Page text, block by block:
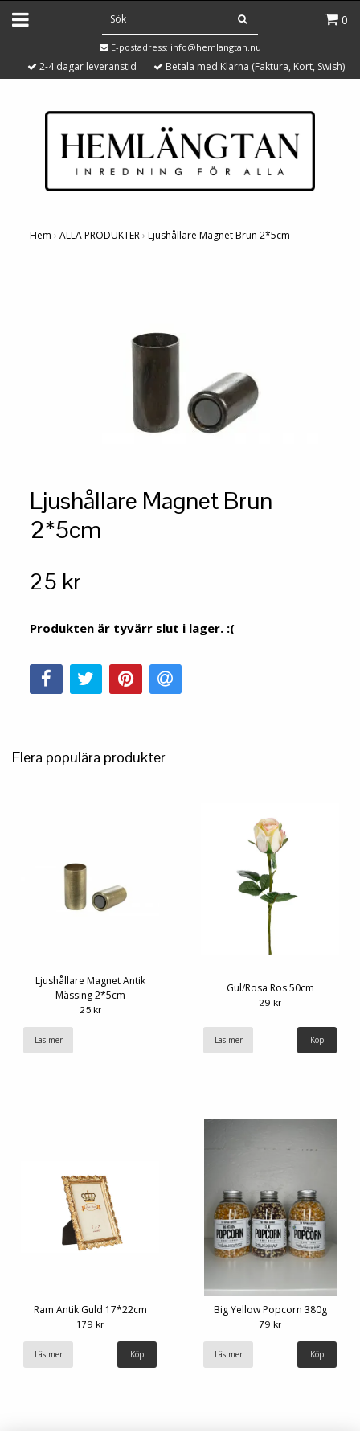
0
E-postadress: info@hemlangtan.nu
2-4 dagar leveranstid Betala med Klarna (Faktura, Kort, Swish)
Hem › ALLA PRODUKTER› Ljushållare Magnet Brun 2*5cm
Ljushållare Magnet Brun
2*5cm
25 kr
Produkten är tyvärr slut i lager. :(
Flera populära produkter
Ljushållare Magnet Antik
Mässing 2*5cm
25 kr
Läs mer
Gul/Rosa Ros 50cm
29 kr
Läs mer
Ram Antik Guld 17*22cm
179 kr
Läs mer
Big Yellow Popcorn 380g
79 kr
Läs mer